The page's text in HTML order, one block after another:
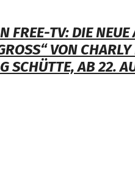
FREE-TV: DIE
VON CHARLY
SCHÜTTE, AB 22.